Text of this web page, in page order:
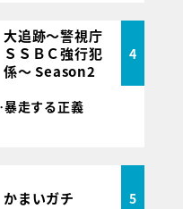
大追跡～警視庁
ＳＳＢＣ強行犯
係～ Season2
4
走する正義
かまいガチ 5